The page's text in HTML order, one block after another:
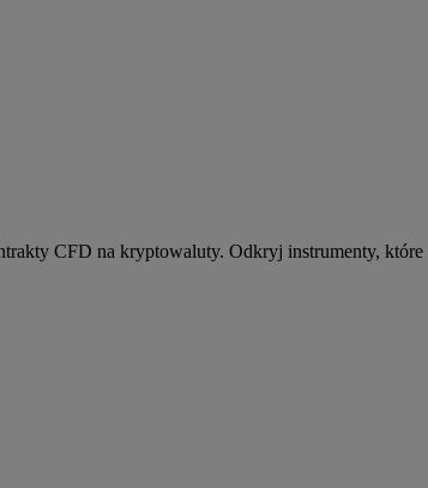
CFD na kryptowaluty. Odkryj instrumenty, które